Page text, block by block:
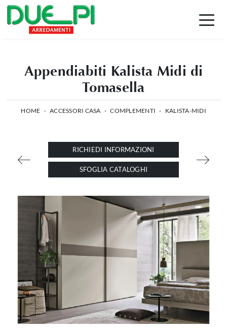
Appendiabiti Kalista Midi di
Tomasella
HOME - ACCESSORI CASA - COMPLEMENTI - KALISTA-MIDI
RICHIEDI INFORMAZIONI
SFOGLIA CATALOGHI